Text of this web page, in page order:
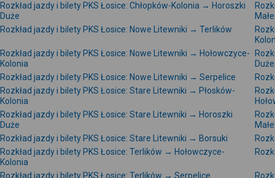
Rozkład jazdy i bilety PKS Łosice: Chłopków-Kolonia → Horoszki
Duże
Małe
Rozkład jazdy i bilety PKS Łosice: Nowe Litewniki → Terlików
Rozkład jazdy i bilety PKS Łosice: Nowe Litewniki → Hołowczyce-
Kolonia
Duże
Rozkład jazdy i bilety PKS Łosice: Nowe Litewniki → Serpelice
Rozkład jazdy i bilety PKS Łosice: Stare Litewniki → Płosków-
Kolonia
Rozkład jazdy i bilety PKS Łosice: Stare Litewniki → Horoszki
Duże
Małe
Rozkład jazdy i bilety PKS Łosice: Stare Litewniki → Borsuki
Rozkład jazdy i bilety PKS Łosice: Terlików → Hołowczyce-
Kolonia
Rozkład jazdy i bilety PKS Łosice: Terlików → Serpelice